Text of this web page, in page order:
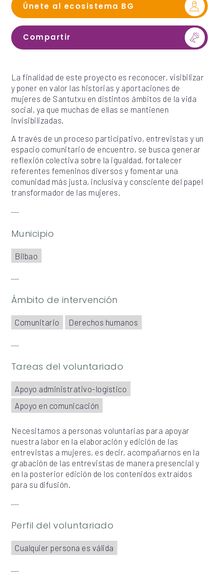
Únete al ecosistema BG
Compartir
La finalidad de este proyecto es reconocer, visibilizar
y poner en valor las historias y aportaciones de
mujeres de Santutxu en distintos ámbitos de la vida
social, ya que muchas de ellas se mantienen
invisibilizadas.
A través de un proceso participativo, entrevistas y un
espacio comunitario de encuentro, se busca generar
reflexión colectiva sobre la igualdad, fortalecer
referentes femeninos diversos y fomentar una
comunidad más justa, inclusiva y consciente del papel
transformador de las mujeres.
Municipio
Bilbao
Ámbito de intervención
Comunitario Derechos humanos
Tareas del voluntariado
Apoyo administrativo-logístico
Apoyo en comunicación
Necesitamos a personas voluntarias para apoyar
nuestra labor en la elaboración y edición de las
entrevistas a mujeres, es decir, acompañarnos en la
grabación de las entrevistas de manera presencial y
en la posterior edición de los contenidos extraídos
para su difusión.
Perfil del voluntariado
Cualquier persona es válida